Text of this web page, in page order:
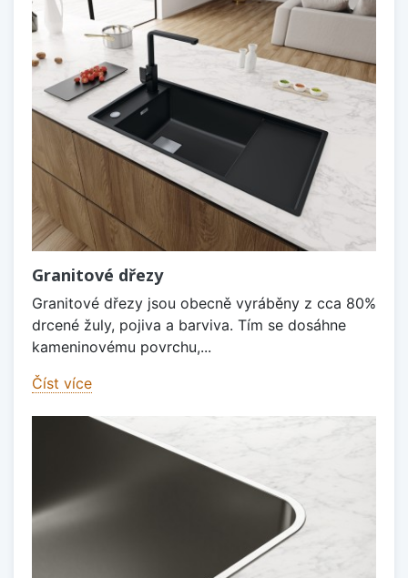
Granitové dřezy
Granitové dřezy jsou obecně vyráběny z cca 80%
drcené žuly, pojiva a barviva. Tím se dosáhne
kameninovému povrchu,...
Číst více